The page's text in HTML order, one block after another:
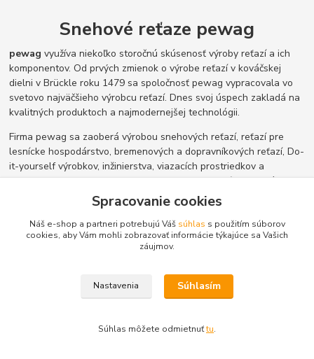
Snehové reťaze pewag
pewagvyužíva niekoľko storočnú skúsenosť výroby reťazí a ich
komponentov. Od prvých zmienok o výrobe reťazí v kováčskej
dielni v Brückle roku 1479 sa spoločnosť pewag vypracovala vo
svetovo najväčšieho výrobcu reťazí. Dnes svoj úspech zakladá na
kvalitných produktoch a najmodernejšej technológii.
Firma pewag sa zaoberá výrobou snehových reťazí, reťazí pre
lesnícke hospodárstvo, bremenových a dopravníkových reťazí, Do-
it-yourself výrobkov, inžinierstva, viazacích prostriedkov a
kotevných prostriedkov tak ako ochranných reťazí. Moderné
závody v Európe umožňujú paletu vysoko kvalitných produktov.
snehové reťaze pewag (konfigurátor snehových reťazí
Spracovanie cookies
Náš e-shop a partneri potrebujú Váš súhlas s použitím súborov
cookies, aby Vám mohli zobrazovať informácie týkajúce sa Vašich
záujmov.
Nastavenia Súhlasím
Súhlas môžete odmietnuťtu.